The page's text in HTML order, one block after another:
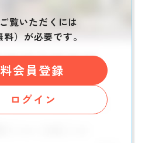
覧いただくには
）が必要です。
会員登録
ログイン